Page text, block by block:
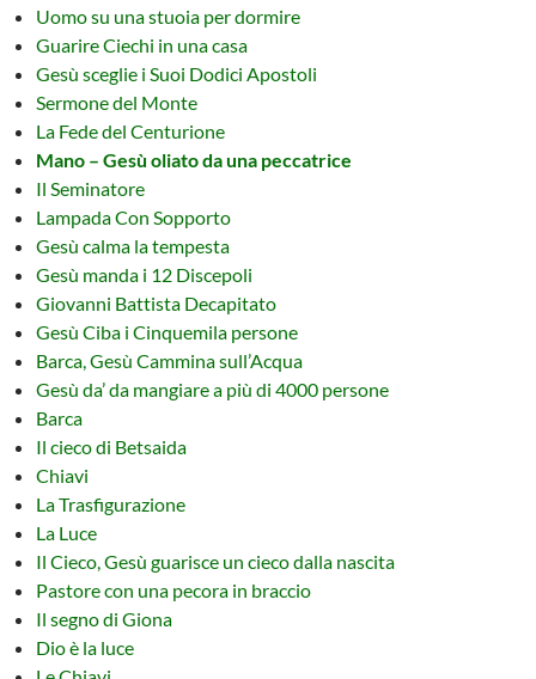
Uomo su una stuoia per dormire
Guarire Ciechi in una casa
Gesù sceglie i Suoi Dodici Apostoli
Sermone del Monte
La Fede del Centurione
Mano – Gesù oliato da una peccatrice
Il Seminatore
Lampada Con Sopporto
Gesù calma la tempesta
Gesù manda i 12 Discepoli
Giovanni Battista Decapitato
Gesù Ciba i Cinquemila persone
Barca, Gesù Cammina sull’Acqua
Gesù da’ da mangiare a più di 4000 persone
Barca
Il cieco di Betsaida
Chiavi
La Trasfigurazione
La Luce
Il Cieco, Gesù guarisce un cieco dalla nascita
Pastore con una pecora in braccio
Il segno di Giona
Dio è la luce